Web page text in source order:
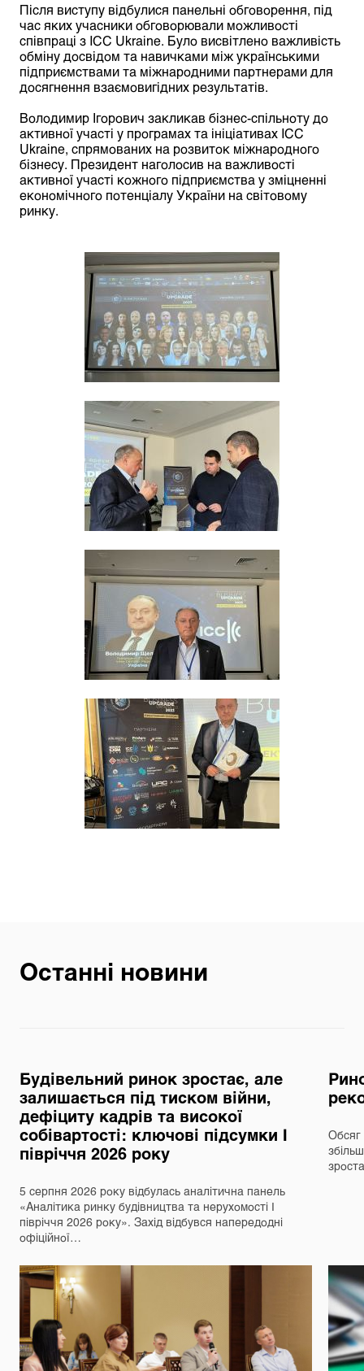
Після виступу відбулися панельні обговорення, під
час яких учасники обговорювали можливості
співпраці з ICC Ukraine. Було висвітлено важливість
обміну досвідом та навичками між українськими
підприємствами та міжнародними партнерами для
досягнення взаємовигідних результатів.
Володимир Ігорович закликав бізнес-спільноту до
активної участі у програмах та ініціативах ICC
Ukraine, спрямованих на розвиток міжнародного
бізнесу. Президент наголосив на важливості
активної участі кожного підприємства у зміцненні
економічного потенціалу України на світовому
ринку.
Останні новини
Будівельний ринок зростає, але
залишається під тиском війни,
дефіциту кадрів та високої
собівартості: ключові підсумки І
півріччя 2026 року
5 серпня 2026 року відбулась аналітична панель
«Аналітика ринку будівництва та нерухомості І
півріччя 2026 року». Захід відбувся напередодні
офіційної…
Обсяг